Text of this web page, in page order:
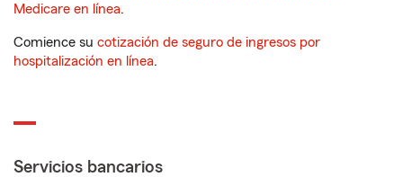
Medicare en línea.
Comience su cotización de seguro de ingresos por
hospitalización en línea.
Servicios bancarios